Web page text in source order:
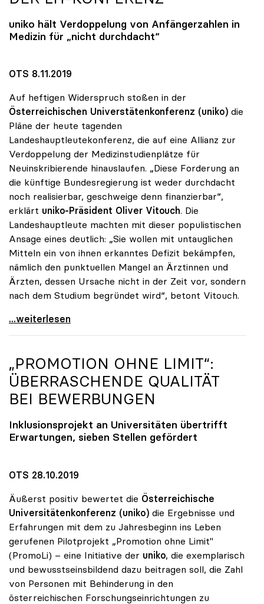
uniko hält Verdoppelung von Anfängerzahlen in
Medizin für „nicht durchdacht“
OTS 8.11.2019
Auf heftigen Widerspruch stoßen in der
Österreichischen Universtätenkonferenz (uniko) die
Pläne der heute tagenden
Landeshauptleutekonferenz, die auf eine Allianz zur
Verdoppelung der Medizinstudienplätze für
Neuinskribierende hinauslaufen. „Diese Forderung an
die künftige Bundesregierung ist weder durchdacht
noch realisierbar, geschweige denn finanzierbar“,
erklärt uniko-Präsident Oliver Vitouch. Die
Landeshauptleute machten mit dieser populistischen
Ansage eines deutlich: „Sie wollen mit untauglichen
Mitteln ein von ihnen erkanntes Defizit bekämpfen,
nämlich den punktuellen Mangel an Ärztinnen und
Ärzten, dessen Ursache nicht in der Zeit vor, sondern
nach dem Studium begründet wird“, betont Vitouch.
Vitouch zu Studienplätzen: „Untaugliche Vorschläge
...weiterlesen
„PROMOTION OHNE LIMIT“:
ÜBERRASCHENDE QUALITÄT
BEI BEWERBUNGEN
Inklusionsprojekt an Universitäten übertrifft
Erwartungen, sieben Stellen gefördert
OTS 28.10.2019
Äußerst positiv bewertet die Österreichische
Universitätenkonferenz (uniko) die Ergebnisse und
Erfahrungen mit dem zu Jahresbeginn ins Leben
gerufenen Pilotprojekt „Promotion ohne Limit"
(PromoLi) – eine Initiative der uniko, die exemplarisch
und bewusstseinsbildend dazu beitragen soll, die Zahl
von Personen mit Behinderung in den
österreichischen Forschungseinrichtungen zu